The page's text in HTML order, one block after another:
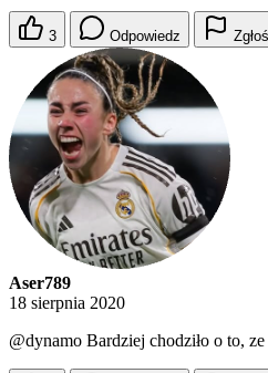
3 Odpowiedz Zgłoś
Aser789
18 sierpnia 2020
@dynamo Bardziej chodziło o to,